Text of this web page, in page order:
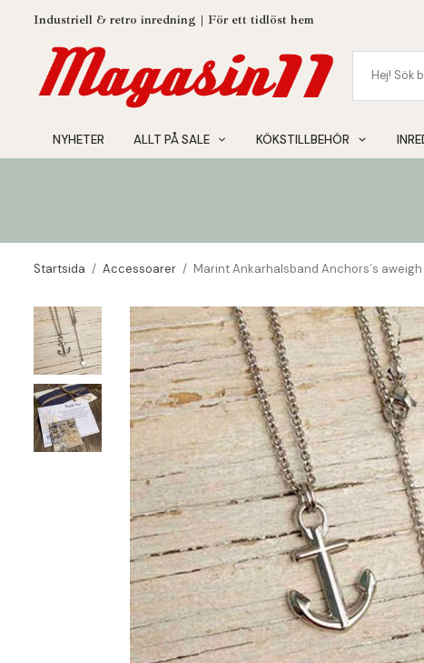
Industriell & retro inredning | För ett tidlöst hem
NYHETER ALLT PÅ SALE KÖKSTILLBEHÖR
Startsida / Accessoarer / Marint Ankarhalsband Anchors´s aweigh